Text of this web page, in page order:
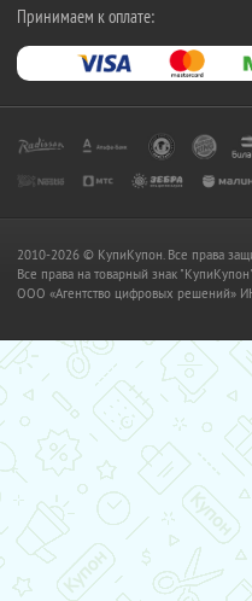
Принимаем к оплате:
2010-2026 © КупиКупон. Все права
Все права на товарный знак
OOO «Агентство цифровых решений»